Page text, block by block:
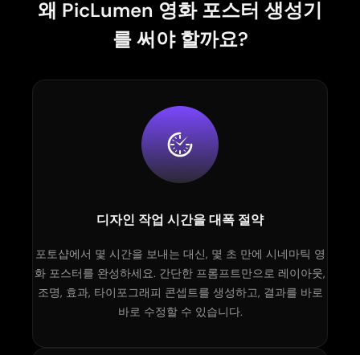
왜 PicLumen 영화 포스터 생성기
를 써야 할까요?
디자인 작업 시간을 대폭 절약
포토샵에서 몇 시간을 보내는 대신, 몇 초 만에 시네마틱 영
화 포스터를 완성하세요. 간단한 프롬프트만으로 레이아웃,
조명, 효과, 타이포그래피 콘셉트를 생성하고, 결과를 바로
바로 수정할 수 있습니다.